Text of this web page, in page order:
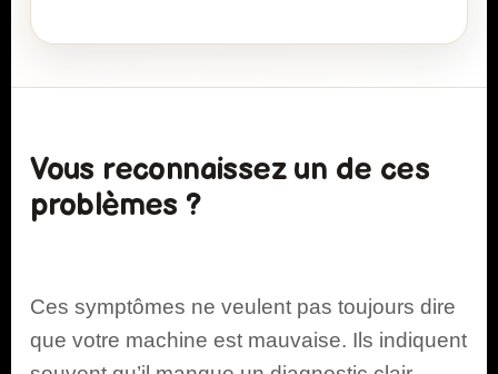
Vous reconnaissez un de ces
problèmes ?
Ces symptômes ne veulent pas toujours dire
que votre machine est mauvaise. Ils indiquent